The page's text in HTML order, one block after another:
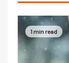
1 min read